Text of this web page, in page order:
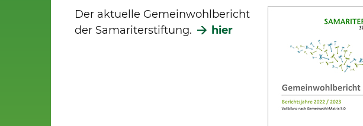
Der aktuelle Gemeinwohlbericht
der Samariterstiftung.
hier